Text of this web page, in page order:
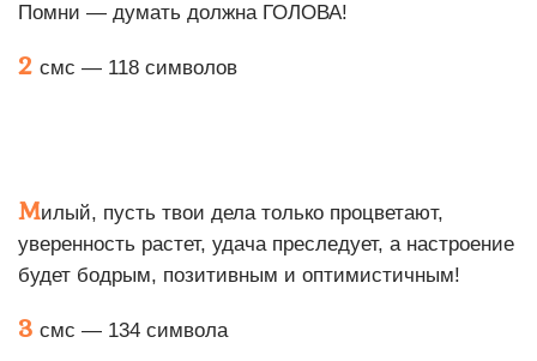
Помни — думать должна ГОЛОВА!
2 смс — 118 символов
Милый, пусть твои дела только процветают,
уверенность растет, удача преследует, а настроение
будет бодрым, позитивным и оптимистичным!
3 смс — 134 символа